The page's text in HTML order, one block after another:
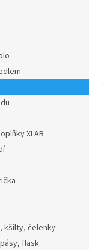
XLAB
kšilty, čelenky
flask